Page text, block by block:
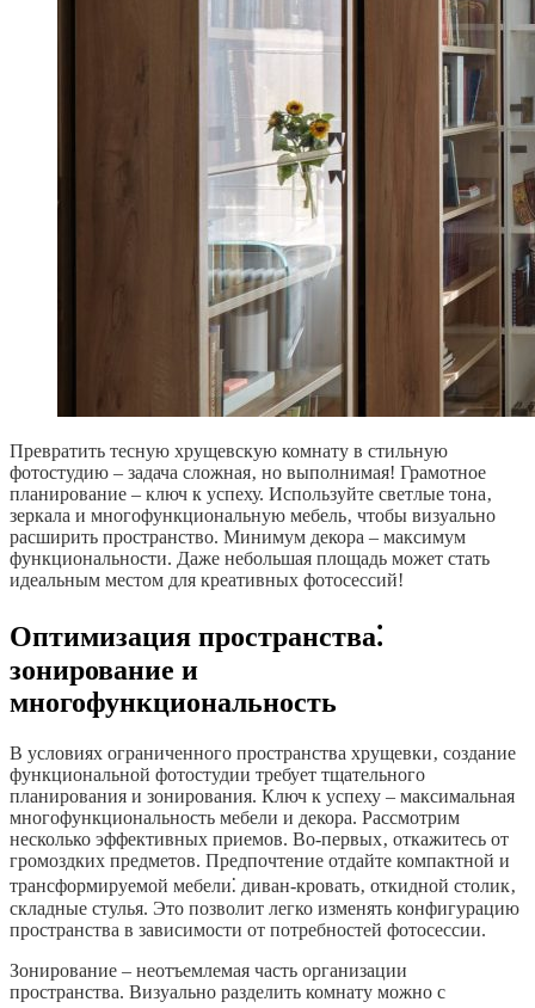
Превратить тесную хрущевскую комнату в стильную
фотостудию – задача сложная‚ но выполнимая! Грамотное
планирование – ключ к успеху. Используйте светлые тона‚
зеркала и многофункциональную мебель‚ чтобы визуально
расширить пространство. Минимум декора – максимум
функциональности. Даже небольшая площадь может стать
идеальным местом для креативных фотосессий!
Оптимизация пространства⁚
зонирование и
многофункциональность
В условиях ограниченного пространства хрущевки‚ создание
функциональной фотостудии требует тщательного
планирования и зонирования. Ключ к успеху – максимальная
многофункциональность мебели и декора. Рассмотрим
несколько эффективных приемов. Во-первых‚ откажитесь от
громоздких предметов. Предпочтение отдайте компактной и
трансформируемой мебели⁚ диван-кровать‚ откидной столик‚
складные стулья. Это позволит легко изменять конфигурацию
пространства в зависимости от потребностей фотосессии.
Зонирование – неотъемлемая часть организации
пространства. Визуально разделить комнату можно с